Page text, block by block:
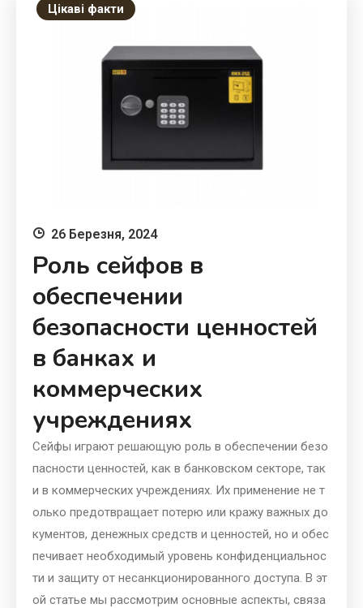
Цікаві факти
26 Березня, 2024
Роль сейфов в
обеспечении
безопасности ценностей
в банках и
коммерческих
учреждениях
Сейфы играют решающую роль в обеспечении безо
пасности ценностей, как в банковском секторе, так
и в коммерческих учреждениях. Их применение не т
олько предотвращает потерю или кражу важных до
кументов, денежных средств и ценностей, но и обес
печивает необходимый уровень конфиденциальнос
ти и защиту от несанкционированного доступа. В эт
ой статье мы рассмотрим основные аспекты, связа